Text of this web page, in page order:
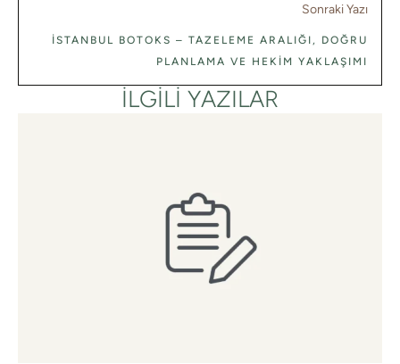
Sonraki Yazı
İSTANBUL BOTOKS – TAZELEME ARALIĞI, DOĞRU
PLANLAMA VE HEKIM YAKLAŞIMI
İLGILI YAZILAR